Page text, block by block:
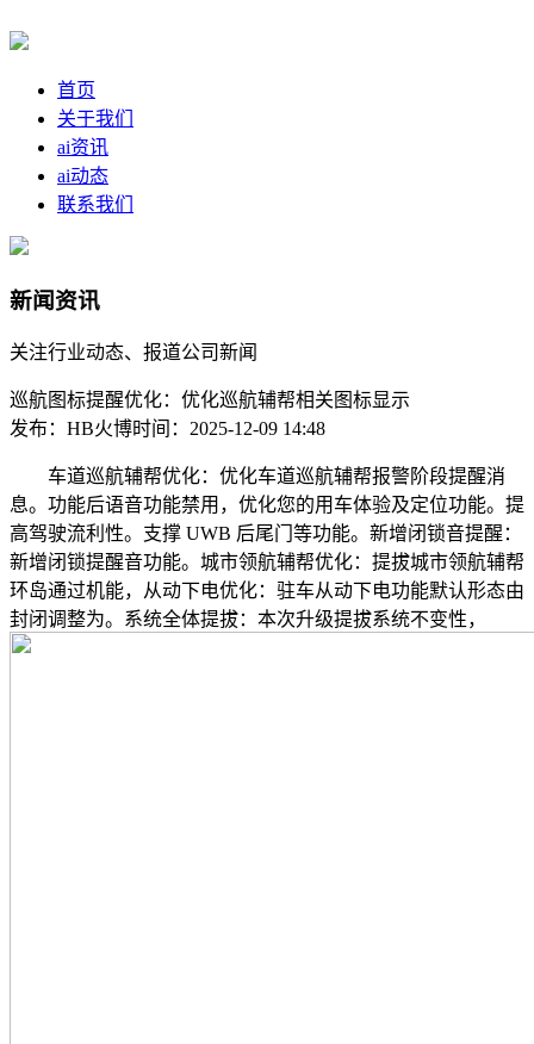
首页
关于我们
ai资讯
ai动态
联系我们
新闻资讯
关注行业动态、报道公司新闻
巡航图标提醒优化：优化巡航辅帮相关图标显示
发布：HB火博时间：2025-12-09 14:48
车道巡航辅帮优化：优化车道巡航辅帮报警阶段提醒消
息。功能后语音功能禁用，优化您的用车体验及定位功能。提
高驾驶流利性。支撑 UWB 后尾门等功能。新增闭锁音提醒：
新增闭锁提醒音功能。城市领航辅帮优化：提拔城市领航辅帮
环岛通过机能，从动下电优化：驻车从动下电功能默认形态由
封闭调整为。系统全体提拔：本次升级提拔系统不变性，